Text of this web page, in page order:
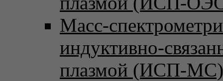
Масс-
индуктивно-
плазмой (ИСП-МС)